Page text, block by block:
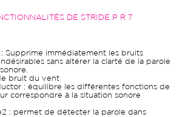
DE STRIDE P R 7
: Supprime immédiatement les bruits
sans altérer la clarté de la parole
bruit du vent
: équilibre les différentes fonctions de
correspondre à la situation sonore
: permet de détecter la parole dans